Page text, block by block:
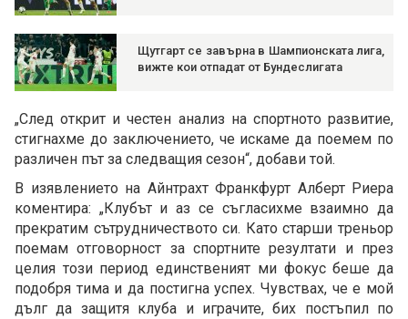
Щутгарт се завърна в Шампионската лига,
вижте кои отпадат от Бундеслигата
„След открит и честен анализ на спортното развитие,
стигнахме до заключението, че искаме да поемем по
различен път за следващия сезон“, добави той.
В изявлението на Айнтрахт Франкфурт Алберт Риера
коментира: „Клубът и аз се съгласихме взаимно да
прекратим сътрудничеството си. Като старши треньор
поемам отговорност за спортните резултати и през
целия този период единственият ми фокус беше да
подобря тима и да постигна успех. Чувствах, че е мой
дълг да защитя клуба и играчите, бих постъпил по